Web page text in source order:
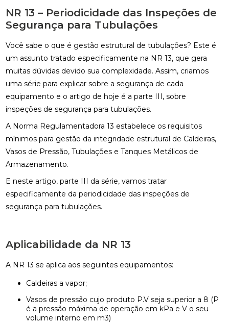
NR 13 – Periodicidade das Inspeções de
Segurança para Tubulações
Você sabe o que é gestão estrutural de tubulações? Este é
um assunto tratado especificamente na NR 13, que gera
muitas dúvidas devido sua complexidade. Assim, criamos
uma série para explicar sobre a segurança de cada
equipamento e o artigo de hoje é a parte III, sobre
inspeções de segurança para tubulações.
A Norma Regulamentadora 13 estabelece os requisitos
mínimos para gestão da integridade estrutural de Caldeiras,
Vasos de Pressão, Tubulações e Tanques Metálicos de
Armazenamento.
E neste artigo, parte III da série, vamos tratar
especificamente da periodicidade das inspeções de
segurança para tubulações.
Aplicabilidade da NR 13
A NR 13 se aplica aos seguintes equipamentos:
Caldeiras a vapor;
Vasos de pressão cujo produto P.V seja superior a 8 (P
é a pressão máxima de operação em kPa e V o seu
volume interno em m3)